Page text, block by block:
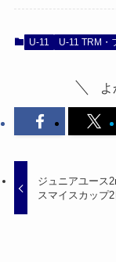
U-11 U-11 TRM・
ジュニアユース
スマイスカップ2